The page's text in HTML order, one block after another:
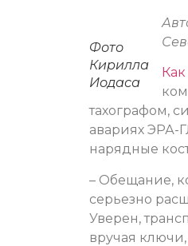
Фото
Кирилла
Иодаса
тахографом,
авариях ЭРА-
нарядные
– Обещание,
серьезно
Уверен,
вручая